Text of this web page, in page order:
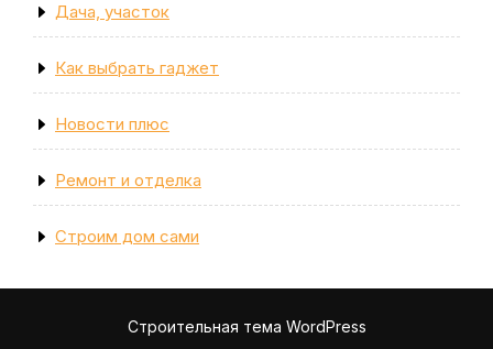
Дача, участок
Как выбрать гаджет
Новости плюс
Ремонт и отделка
Строим дом сами
Строительная тема WordPress